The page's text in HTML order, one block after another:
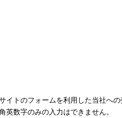
イトのフォームを利用した当社へ
英数字のみの入力はできません。